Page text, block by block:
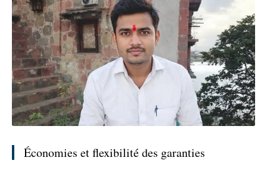
Économies et flexibilité des garanties